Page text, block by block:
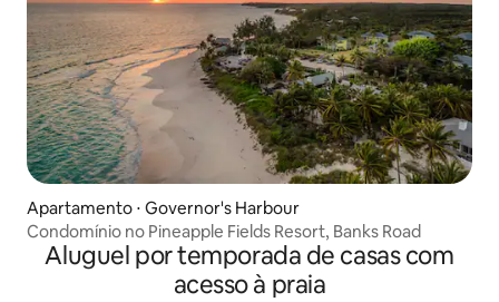
Apartamento ⋅ Governor's Harbour
Condomínio no Pineapple Fields Resort, Banks Road
Aluguel por temporada de casas com
acesso à praia